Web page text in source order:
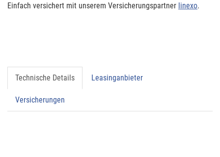
Einfach versichert mit unserem Versicherungspartner linexo.
Technische Details Leasinganbieter
Versicherungen